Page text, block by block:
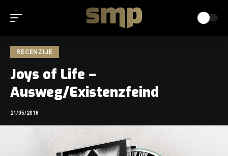
RECENZIJE
Joys of Life –
Ausweg/Existenzfeind
21/05/2018